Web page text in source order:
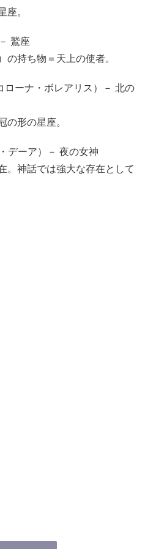
座。
鷲座
の持ち物＝天上の使者。
ローナ・ボレアリス）－ 北の
の形の星座。
デーア）－ 夜の女神
。神話では強大な存在として